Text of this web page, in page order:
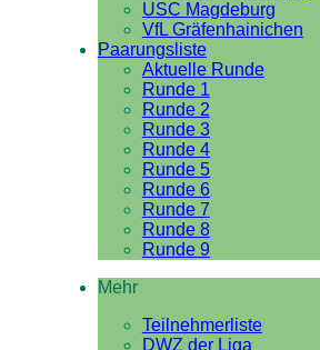
USC Magdeburg
VfL Gräfenhainichen
Paarungsliste
Aktuelle Runde
Runde 1
Runde 2
Runde 3
Runde 4
Runde 5
Runde 6
Runde 7
Runde 8
Runde 9
Mehr
Teilnehmerliste
DWZ der Liga